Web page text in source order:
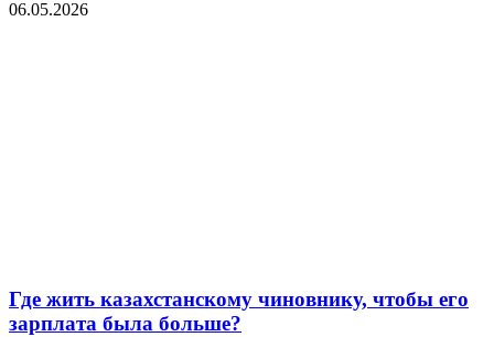
06.05.2026
Где жить казахстанскому чиновнику, чтобы его
зарплата была больше?